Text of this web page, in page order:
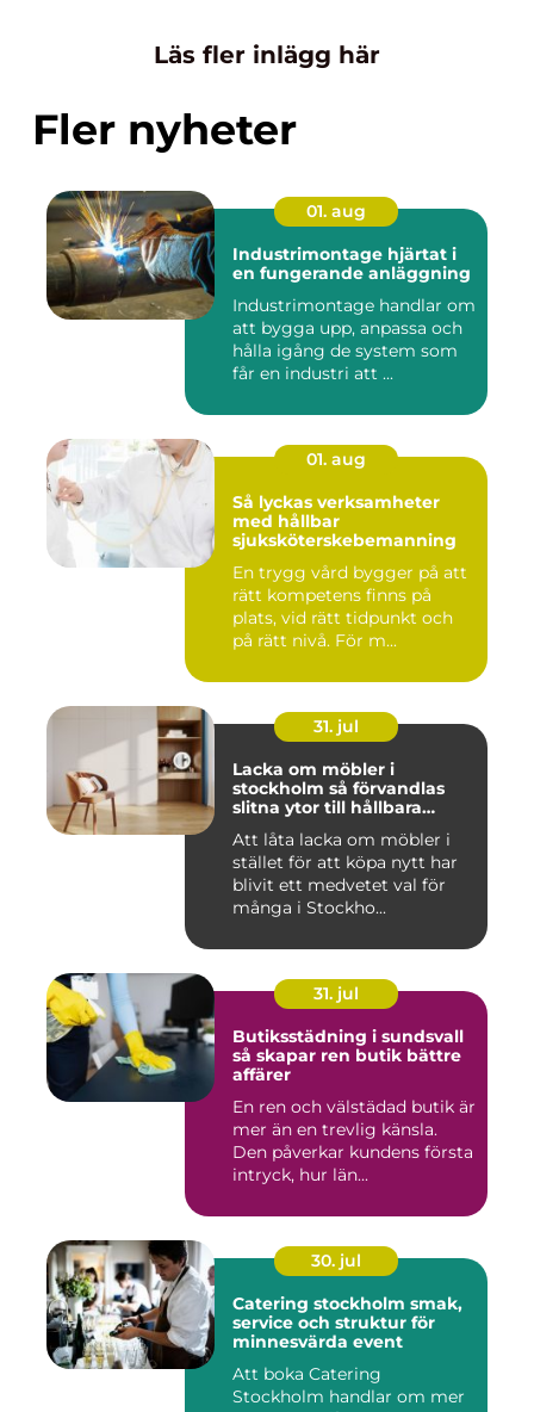
Läs fler inlägg här
Fler nyheter
01. aug
Industrimontage hjärtat i
en fungerande anläggning
Industrimontage handlar om
att bygga upp, anpassa och
hålla igång de system som
får en industri att ...
01. aug
Så lyckas verksamheter
med hållbar
sjuksköterskebemanning
En trygg vård bygger på att
rätt kompetens finns på
plats, vid rätt tidpunkt och
på rätt nivå. För m...
31. jul
Lacka om möbler i
stockholm så förvandlas
slitna ytor till hållbara
Att låta lacka om möbler i
stället för att köpa nytt har
blivit ett medvetet val för
många i Stockho...
31. jul
Butiksstädning i sundsvall
så skapar ren butik bättre
affärer
En ren och välstädad butik är
mer än en trevlig känsla.
Den påverkar kundens första
intryck, hur län...
30. jul
Catering stockholm smak,
service och struktur för
minnesvärda event
Att boka Catering
Stockholm handlar om mer